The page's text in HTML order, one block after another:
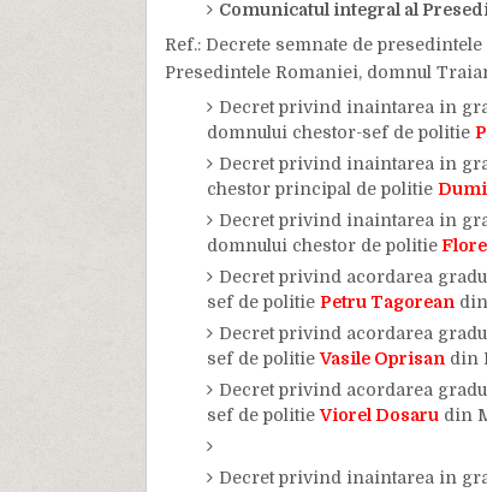
Comunicatul integral al
Ref.: Decrete semnate de
Presedintele Romaniei, domnul
Decret privind inaintarea in
domnului chestor-sef de politie
Decret privind inaintarea in
chestor principal de politie
Decret privind inaintarea in
domnului chestor de politie
Decret privind acordarea
sef de politie Petru Tagorean
Decret privind acordarea
sef de politieVasile Oprisan din
Decret privind acordarea
sef de politieViorel Dosaru din
Decret privind inaintarea in